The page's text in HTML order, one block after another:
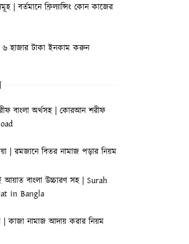
| বর্তমানে ফ্রিল্যান্সিং কোন কাজের
৬ হাজার টাকা ইনকাম করুন
বাংলা অর্থসহ | কোরআন শরীফ
| রমজানে বিতর নামাজ পড়ার নিয়ম
আয়াত বাংলা উচ্চারণ সহ | Surah
in Bangla
| কাজা নামাজ আদায় করার নিয়ম